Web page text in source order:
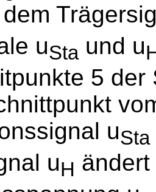
uSta und u
5
uSta
uH